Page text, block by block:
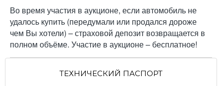
Во время участия в аукционе, если автомобиль не
удалось купить (передумали или продался дороже
чем Вы хотели) – страховой депозит возвращается в
полном объёме. Участие в аукционе – бесплатное!
ТЕХНИЧЕСКИЙ ПАСПОРТ